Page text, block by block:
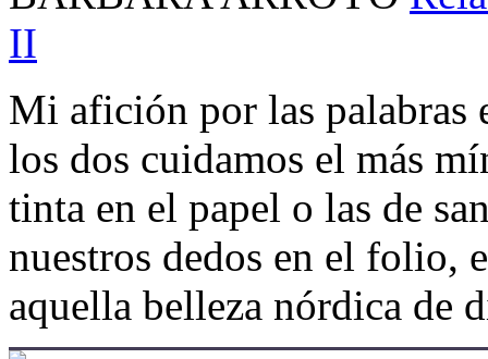
II
Mi afición por las palabras
los dos cuidamos el más
tinta en el papel o las de
nuestros dedos en el folio,
aquella belleza nórdica de